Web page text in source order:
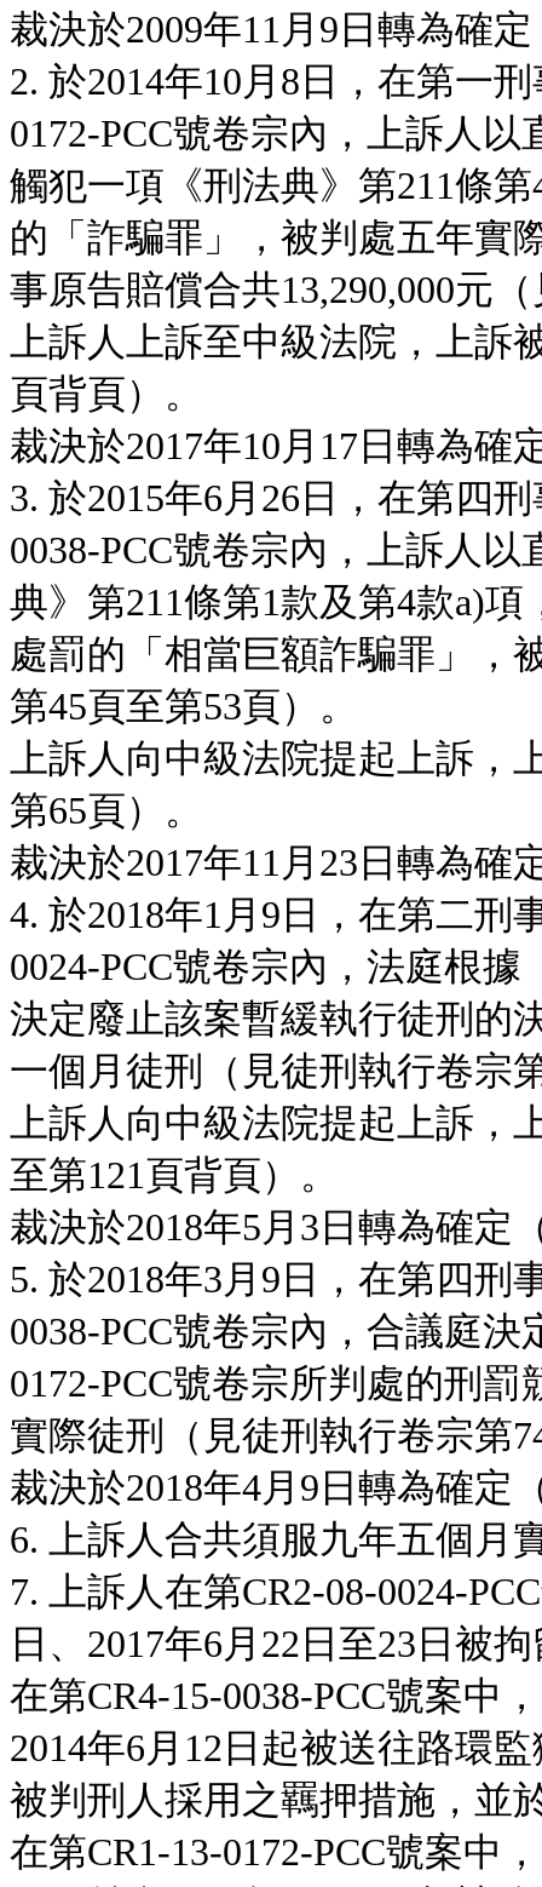
裁決於2009年11月9日轉為確
2. 於2014年10月8日，在第一
0172-PCC號卷宗內，上訴人
觸犯一項《刑法典》第211條
的「詐騙罪」，被判處五年實
事原告賠償合共13,290,000元
上訴人上訴至中級法院，上訴
頁背頁）。
裁決於2017年10月17日轉為確
3. 於2015年6月26日，在第四
0038-PCC號卷宗內，上訴人
典》第211條第1款及第4款a)
處罰的「相當巨額詐騙罪」，
第45頁至第53頁）。
上訴人向中級法院提起上訴，
第65頁）。
裁決於2017年11月23日轉為確
4. 於2018年1月9日，在第二刑
0024-PCC號卷宗內，法庭根
決定廢止該案暫緩執行徒刑的
一個月徒刑（見徒刑執行卷宗
上訴人向中級法院提起上訴，
至第121頁背頁）。
裁決於2018年5月3日轉為確定
5. 於2018年3月9日，在第四刑
0038-PCC號卷宗內，合議庭
0172-PCC號卷宗所判處的刑
實際徒刑（見徒刑執行卷宗第
裁決於2018年4月9日轉為確定
6. 上訴人合共須服九年五個月
7. 上訴人在第CR2-08-0024-
日、2017年6月22日至23日被
在第CR4-15-0038-PCC號案中
2014年6月12日起被送往路環
被判刑人採用之羈押措施，並
在第CR1-13-0172-PCC號案中